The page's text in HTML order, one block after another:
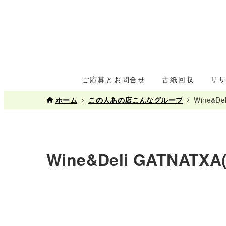
ご応募とお問合せ 古紙回収 リ
ホーム この人あの店こんなグループ
Wine&Deli